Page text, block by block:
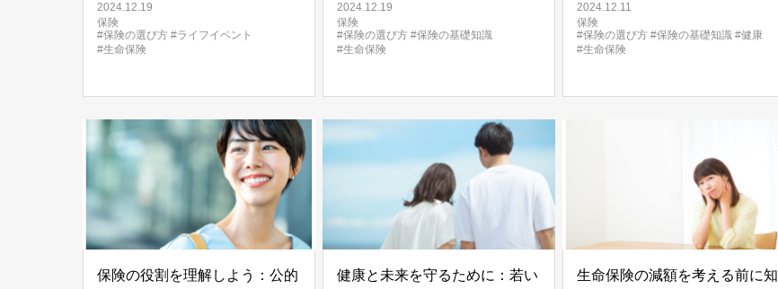
2024.12.19
保険
#保険の選び方 #ライフイベント
#生命保険
（有期型）の違いと選び方
2024.12.19
保険
#保険の選び方 #保険の基礎知識
#生命保険
2024.12.11
保険
#保険の選び方 #保険の基礎知識 #健康
#生命保険
保険の役割を理解しよう：公的
健康と未来を守るために：若い
生命保険の減額を考える前に知